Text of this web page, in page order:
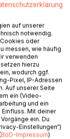
Wolf, einem
Klinik-Clique
die sie
nie
sie von
gilt das
mit dem er
Leben in
Nähe
auf unserer
notwendig.
oder
messen, wie häufig
verwenden
hierzu
wodurch ggf.
Pixel, IP-Adressen
Auf unserer Seite
ein (Video-
und ein
Mit deiner
ein. Du
Einstellungen“)
BoD-Impressum)